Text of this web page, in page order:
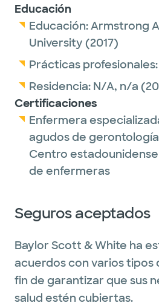
Educación
Educación:Armstrong
University (2017)
Prácticas profesionales:
Residencia: N/A, n/a
Certificaciones
Enfermera
agudos de
Centro
de enfermeras
Seguros aceptados
Baylor Scott & White ha
acuerdos con varios tipos
fin de garantizar que sus
salud estén cubiertas.